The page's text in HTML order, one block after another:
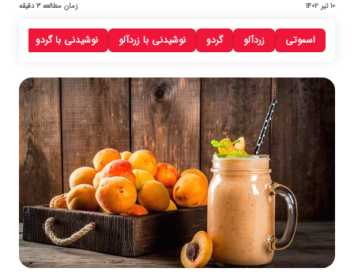
اسموتی زردآلو گردو نوشیدنی با زردآلو نوشیدنی با گردو
10 تیر 1402 زمان مطالعه 3 دقیقه